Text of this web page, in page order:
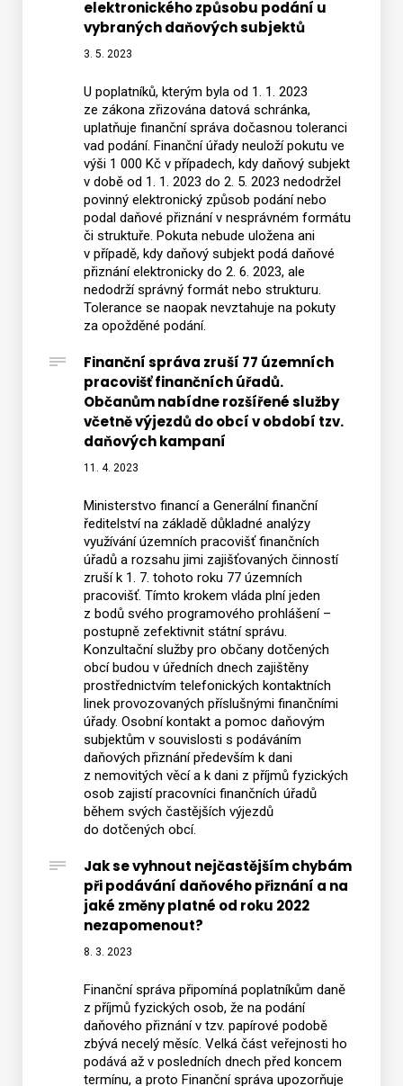
elektronického způsobu podání u
vybraných daňových subjektů
3. 5. 2023
U poplatníků, kterým byla od 1. 1. 2023
ze zákona zřizována datová schránka,
uplatňuje finanční správa dočasnou toleranci
vad podání. Finanční úřady neuloží pokutu ve
výši 1 000 Kč v případech, kdy daňový subjekt
v době od 1. 1. 2023 do 2. 5. 2023 nedodržel
povinný elektronický způsob podání nebo
podal daňové přiznání v nesprávném formátu
či struktuře. Pokuta nebude uložena ani
v případě, kdy daňový subjekt podá daňové
přiznání elektronicky do 2. 6. 2023, ale
nedodrží správný formát nebo strukturu.
Tolerance se naopak nevztahuje na pokuty
za opožděné podání.
Finanční správa zruší 77 územních
pracovišť finančních úřadů.
Občanům nabídne rozšířené služby
včetně výjezdů do obcí v období tzv.
daňových kampaní
11. 4. 2023
Ministerstvo financí a Generální finanční
ředitelství na základě důkladné analýzy
využívání územních pracovišť finančních
úřadů a rozsahu jimi zajišťovaných činností
zruší k 1. 7. tohoto roku 77 územních
pracovišť. Tímto krokem vláda plní jeden
z bodů svého programového prohlášení –
postupně zefektivnit státní správu.
Konzultační služby pro občany dotčených
obcí budou v úředních dnech zajištěny
prostřednictvím telefonických kontaktních
linek provozovaných příslušnými finančními
úřady. Osobní kontakt a pomoc daňovým
subjektům v souvislosti s podáváním
daňových přiznání především k dani
z nemovitých věcí a k dani z příjmů fyzických
osob zajistí pracovníci finančních úřadů
během svých častějších výjezdů
do dotčených obcí.
Jak se vyhnout nejčastějším chybám
při podávání daňového přiznání a na
jaké změny platné od roku 2022
nezapomenout?
8. 3. 2023
Finanční správa připomíná poplatníkům daně
z příjmů fyzických osob, že na podání
daňového přiznání v tzv. papírové podobě
zbývá necelý měsíc. Velká část veřejnosti ho
podává až v posledních dnech před koncem
termínu, a proto Finanční správa upozorňuje